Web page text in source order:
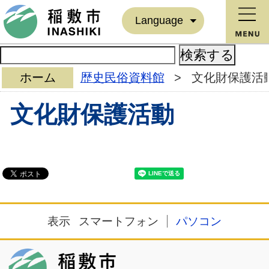
Language
ホーム 歴史民俗資料館 > 文化財保護活
文化財保護活動
表示 スマートフォン パソコン